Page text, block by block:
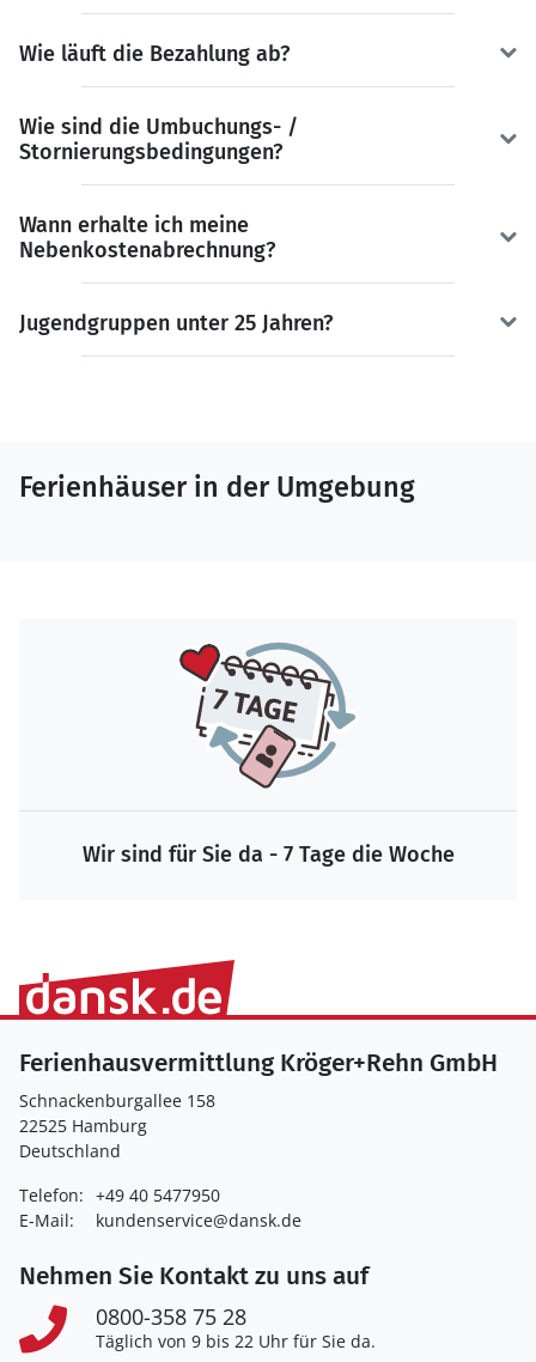
Wie läuft die Bezahlung ab?
Wie sind die Umbuchungs- /
Stornierungsbedingungen?
Wann erhalte ich meine
Nebenkostenabrechnung?
Jugendgruppen unter 25 Jahren?
Ferienhäuser in der Umgebung
Wir sind für Sie da - 7 Tage die Woche
Ferienhausvermittlung Kröger+Rehn GmbH
Schnackenburgallee 158
22525 Hamburg
Deutschland
Telefon: +49 40 5477950
E-Mail:
kundenservice@dansk.de
Nehmen Sie Kontakt zu uns auf
0800-358 75 28
Täglich von 9 bis 22 Uhr für Sie da.